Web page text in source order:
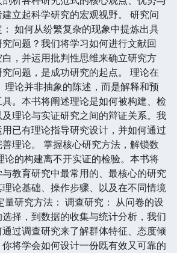
立起科学研究的宏观视野。 研究问
如何从纷繁复杂的现象中提炼出具
问题？我们将学习如何进行文献回
，并运用批判性思维来确立研究方
问题，是成功研究的起点。 理论在
理论并非抽象的陈述，而是解释和预
。本书将阐述理论是如何被构建、检
理论与实证研究之间的辩证关系。我
已有理论指导研究设计，并如何通过
理论。 掌握核心研究方法，解锁数
论的构建离不开实证的检验。本书将
教育研究中最常用的、最核心的研究
论基础、操作步骤、以及在不同情境
量研究方法： 调查研究： 从问卷的设
择，到数据的收集与统计分析，我们
过调查研究来了解群体特征、态度倾
将学会如何设计一份既有效又可靠的